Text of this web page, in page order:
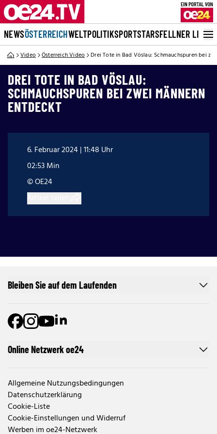
NEWSÖSTERREICHWELTPOLITIKSPORTSTARSFELLNER LIVE
Video Österreich Video Drei Tote in Bad Vöslau: Schmauchspuren bei
DREI TOTE IN BAD VÖSLAU:
SCHMAUCHSPUREN BEI ZWEI MÄNNERN
ENTDECKT
6. Februar 2024 | 11:48 Uhr
02:53 Min
© OE24
Online Netzwerk oe24
Allgemeine Nutzungsbedingungen
Datenschutzerklärung
Cookie-Liste
Cookie-Einstellungen und Widerruf
Werben im oe24-Netzwerk
Bleiben Sie auf dem Laufenden